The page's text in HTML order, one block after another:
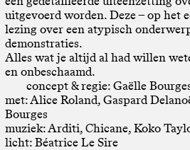
uitgevoerd worden. Deze – op het
lezing over een atypisch
demonstraties.
Alles wat je altijd al had willen
en onbeschaamd.
concept & regie: Gaëlle
met: Alice Roland, Gaspard
Bourges
muziek: Arditi, Chicane, Koko
licht: Béatrice Le Sire